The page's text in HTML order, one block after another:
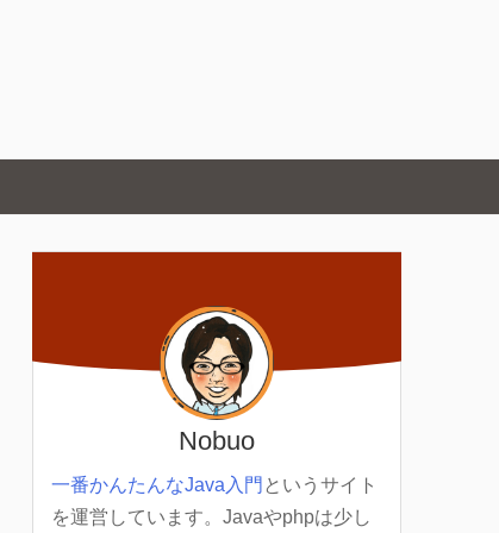
Nobuo
一番かんたんなJava入門 というサイト
を運営しています。Javaやphpは少し